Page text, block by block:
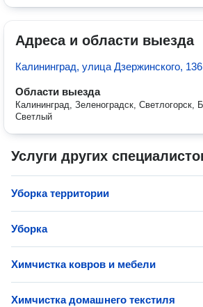
Адреса и области выезда
Калининград, улица Дзержинского, 136
Области выезда
Калининград, Зеленоградск, Светлогорск,
Светлый
Услуги других
Уборка территории
Уборка
Химчистка ковров и мебели
Химчистка домашнего текстиля